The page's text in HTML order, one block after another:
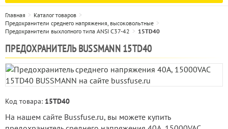
Главная
Каталог товаров
Предохранители среднего напряжения, высоковольтные
Предохранители выхлопного типа ANSI C37-42
15TD40
ПРЕДОХРАНИТЕЛЬ BUSSMANN 15TD40
Код товара: 15TD40
На нашем сайте Bussfuse.ru, вы можете купить